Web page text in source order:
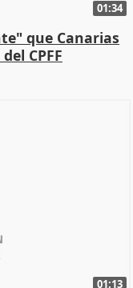
01:34
que Canarias
CPFF
01:13